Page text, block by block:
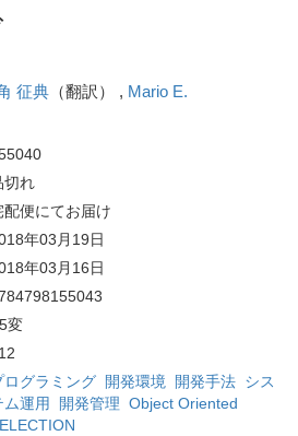
征典（翻訳） , Mario E.
切れ
配便にてお届け
年03月19日
年03月16日
変
ログラミング 開発環境 開発手法 シス
ム運用
開発管理 Object Oriented